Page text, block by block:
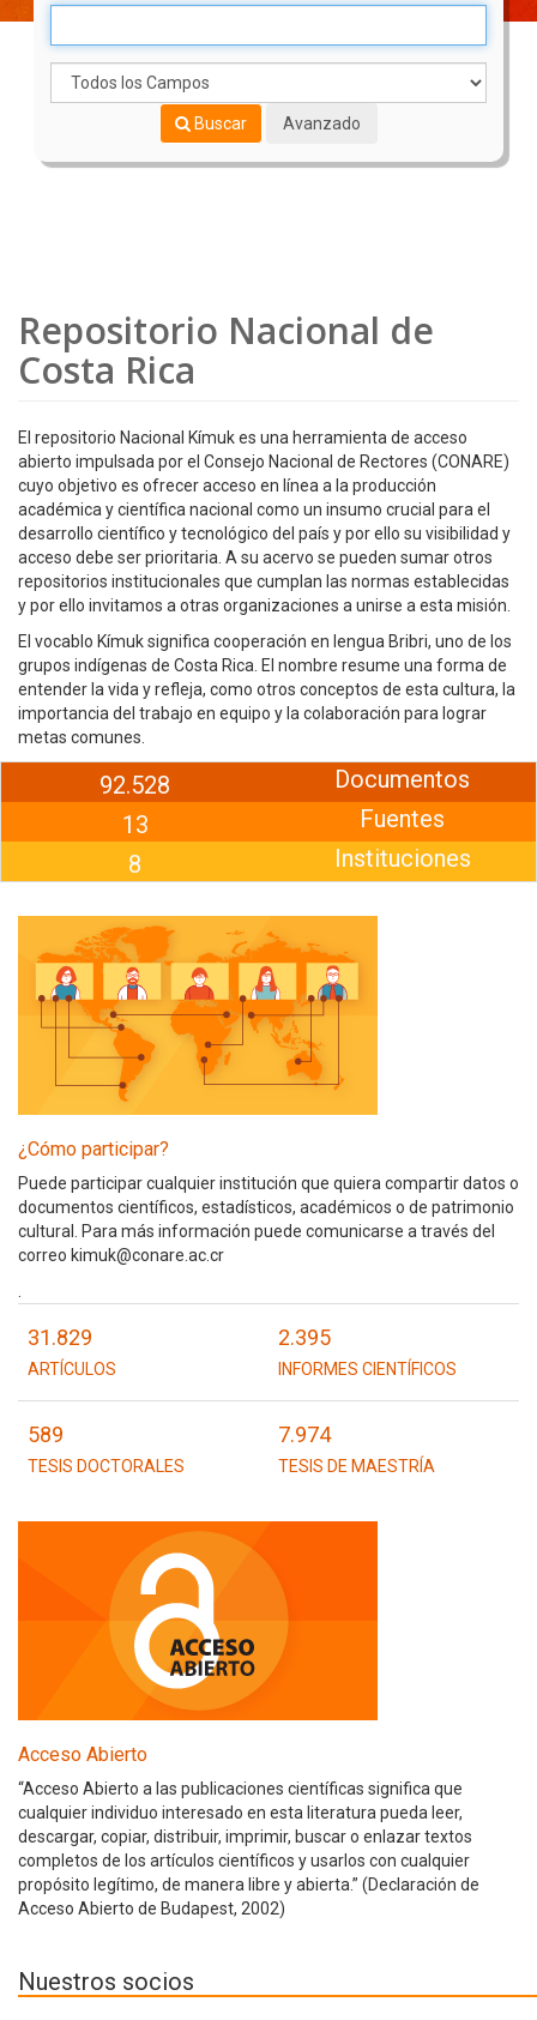
Buscar Avanzado
Repositorio Nacional de
Costa Rica
El repositorio Nacional Kímuk es una herramienta de acceso
abierto impulsada por el Consejo Nacional de Rectores (CONARE)
cuyo objetivo es ofrecer acceso en línea a la producción
académica y científica nacional como un insumo crucial para el
desarrollo científico y tecnológico del país y por ello su visibilidad y
acceso debe ser prioritaria. A su acervo se pueden sumar otros
repositorios institucionales que cumplan las normas establecidas
y por ello invitamos a otras organizaciones a unirse a esta misión.
El vocablo Kímuk significa cooperación en lengua Bribri, uno de los
grupos indígenas de Costa Rica. El nombre resume una forma de
entender la vida y refleja, como otros conceptos de esta cultura, la
importancia del trabajo en equipo y la colaboración para lograr
metas comunes.
92.528
13
8
Documentos
Fuentes
Instituciones
¿Cómo participar?
Puede participar cualquier institución que quiera compartir datos o
documentos científicos, estadísticos, académicos o de patrimonio
cultural. Para más información puede comunicarse a través del
correo kimuk@conare.ac.cr
31.829
ARTÍCULOS
2.395
INFORMES CIENTÍFICOS
589
TESIS DOCTORALES
7.974
TESIS DE MAESTRÍA
Acceso Abierto
“Acceso Abierto a las publicaciones científicas significa que
cualquier individuo interesado en esta literatura pueda leer,
descargar, copiar, distribuir, imprimir, buscar o enlazar textos
completos de los artículos científicos y usarlos con cualquier
propósito legítimo, de manera libre y abierta.” (Declaración de
Acceso Abierto de Budapest, 2002)
Nuestros socios